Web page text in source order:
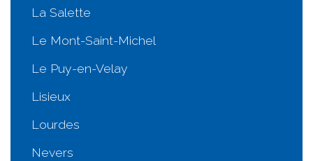
La Salette
Le Mont-Saint-Michel
Le Puy-en-Velay
Lisieux
Lourdes
Nevers